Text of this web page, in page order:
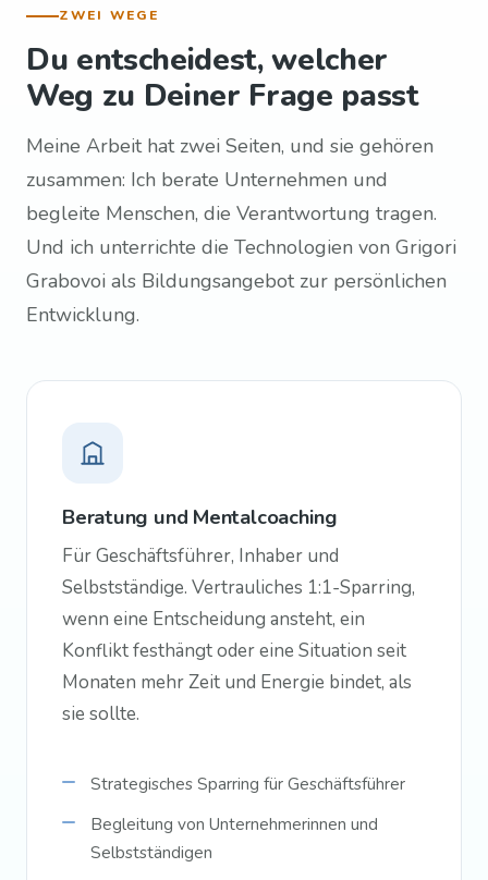
ZWEI WEGE
Du entscheidest, welcher
Weg zu Deiner Frage passt
Meine Arbeit hat zwei Seiten, und sie gehören
zusammen: Ich berate Unternehmen und
begleite Menschen, die Verantwortung tragen.
Und ich unterrichte die Technologien von Grigori
Grabovoi als Bildungsangebot zur persönlichen
Entwicklung.
Beratung und Mentalcoaching
Für Geschäftsführer, Inhaber und
Selbstständige. Vertrauliches 1:1-Sparring,
wenn eine Entscheidung ansteht, ein
Konflikt festhängt oder eine Situation seit
Monaten mehr Zeit und Energie bindet, als
sie sollte.
Strategisches Sparring für Geschäftsführer
Begleitung von Unternehmerinnen und
Selbstständigen